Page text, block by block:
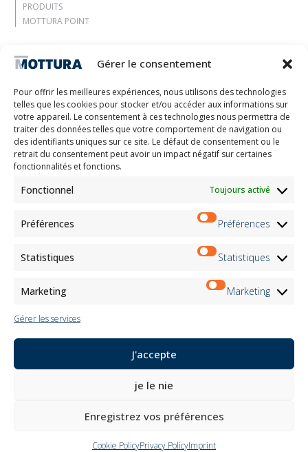
Gérer le consentement
Pour offrir les meilleures expériences, nous utilisons des technologies
telles que les cookies pour stocker et/ou accéder aux informations sur
votre appareil. Le consentement à ces technologies nous permettra de
traiter des données telles que votre comportement de navigation ou
des identifiants uniques sur ce site. Le défaut de consentement ou le
retrait du consentement peut avoir un impact négatif sur certaines
fonctionnalités et fonctions.
Fonctionnel Toujours activé
Préférences Préférences
Statistiques Statistiques
Marketing Marketing
Gérer les services
J'accepte
je le nie
Enregistrez vos préférences
Cookie PolicyPrivacy PolicyImprint
PRODUITS
MOTTURA POINT
Entreprise
Laissez-vous inspirer
Travaille avec nous
Zone réservée
Certifications
M2Net
Child Safety
Customer Information
Information for Candidates
Newsletter Information